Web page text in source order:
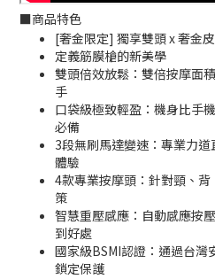
■商品特色
[奢金限定] 獨享雙頭 x 奢金
定義筋膜槍的新美學
雙頭倍效放鬆：雙倍按摩面
手
口袋級極致輕盈：機身比手
必備
3段無刷馬達變速：專業力
體驗
4款專業按摩頭：針對頸、
策
智慧重壓感應：自動感應按
到好處
國家級BSMI認證：通過台灣
鎖定保護